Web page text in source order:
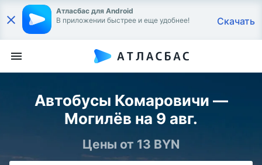
Атласбас для Android
В приложении быстрее и еще удобнее!
Скачать
Автобусы Комаровичи —
Могилёв на 9 авг.
Цены от 13 BYN